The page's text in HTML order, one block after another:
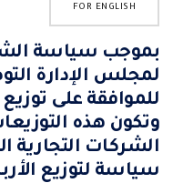
FOR ENGLISH
بموجب سياسة
لمجلس الإدارة
للموافقة على توزيع
وتكون هذه
الشركات التجارية
سياسة لتوزيع